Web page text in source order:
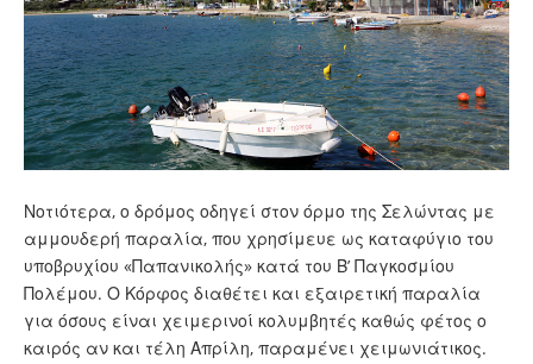
Νοτιότερα, ο δρόμος οδηγεί στον όρμο της Σελώντας με
αμμουδερή παραλία, που χρησίμευε ως καταφύγιο του
υποβρυχίου «Παπανικολής» κατά του Β’ Παγκοσμίου
Πολέμου. Ο Κόρφος διαθέτει και εξαιρετική παραλία
για όσους είναι χειμερινοί κολυμβητές καθώς φέτος ο
καιρός αν και τέλη Απρίλη, παραμένει χειμωνιάτικος.